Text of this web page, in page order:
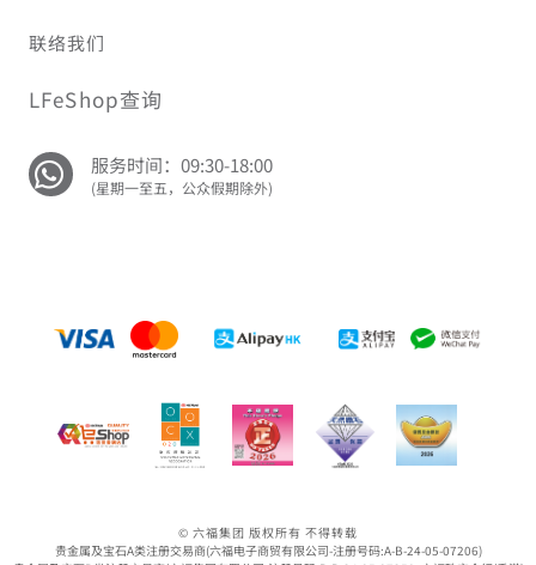
联络我们
LFeShop查询
服务时间：09:30-18:00
(星期一至五，公众假期除外)
© 六福集团 版权所有 不得转载
贵金属及宝石A类注册交易商(六福电子商贸有限公司-注册号码:A-B-24-05-07206)